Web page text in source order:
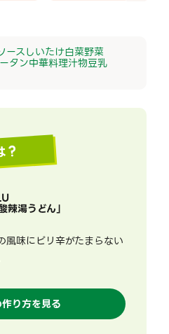
ースしいたけ白菜野菜
タン中華料理汁物豆乳
辣湯うどん」
風味にピリ辛がたまらない
り方を見る